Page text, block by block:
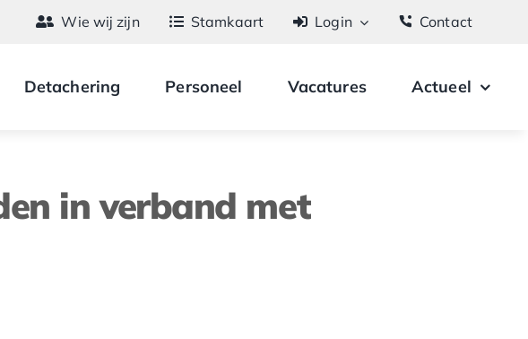
Wie wij zijn Stamkaart Login Contact
Detachering Personeel Vacatures Actueel
in verband met